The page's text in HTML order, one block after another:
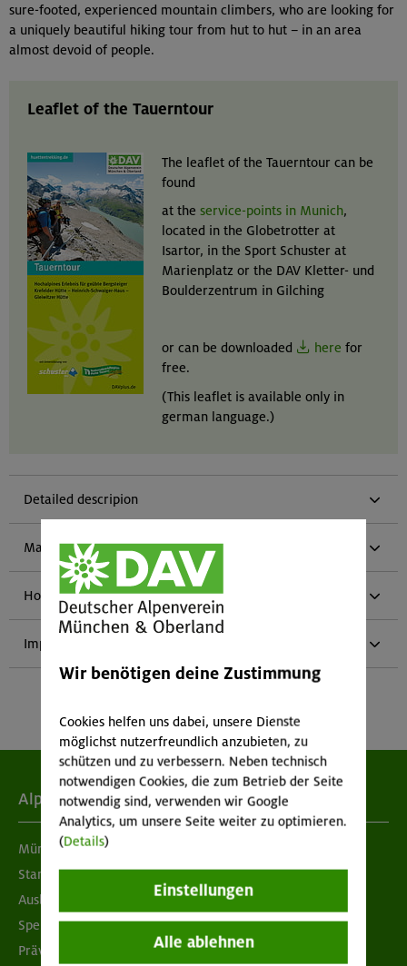
sure-footed, experienced mountain climbers, who are looking for
a uniquely beautiful hiking tour from hut to hut – in an area
almost devoid of people.
Leaflet of the Tauerntour
The leaflet of the Tauerntour can be
found
at the service-points in Munich,
located in the Globetrotter at
Isartor, in the Sport Schuster at
Marienplatz or the DAV Kletter- und
Boulderzentrum in Gilching
or can be downloaded here for
free.
(This leaflet is available only in
german language.)
Detailed descripion
Maps
How to get there
Impressions
Alpenverein
München & Oberland
Standorte
Ausbildung & Jobs
Spenden
Prävention sexualisierter Gewalt
Wir benötigen deine Zustimmung
Cookies helfen uns dabei, unsere Dienste
möglichst nutzerfreundlich anzubieten, zu
schützen und zu verbessern. Neben technisch
notwendigen Cookies, die zum Betrieb der Seite
notwendig sind, verwenden wir Google
Analytics, um unsere Seite weiter zu optimieren.
(Details)
Einstellungen
Alle ablehnen